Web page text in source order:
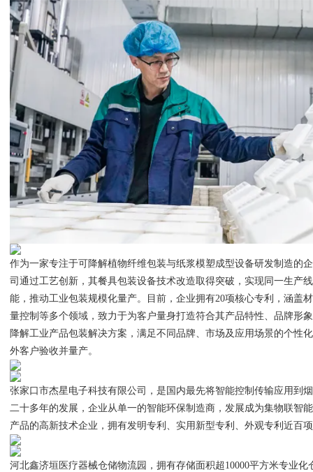
作为一家专注于可降解植物纤维包装与纸浆模塑成型设备研发制造的
司通过工艺创新，其餐具包装设备技术改造取得突破，实现同一生产
能，推动工业包装规模化量产。目前，企业拥有20项核心专利，涵盖
量控制等多个领域，致力于为客户量身打造符合其产品特性、品牌形
降解工业产品包装解决方案，满足不同品牌、市场及应用场景的个性
外客户验收并量产。
张家口市杰星电子科技有限公司，是国内最先将智能控制传输应用到
二十多年的发展，企业从单一的智能环保制造商，发展成为集物联智
产品的高新技术企业，拥有发明专利、实用新型专利、外观专利近百
河北鑫济垣医疗器械仓储物流园，拥有存储面积超10000平方米专业